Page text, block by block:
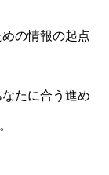
の情報の起点
たに合う進め